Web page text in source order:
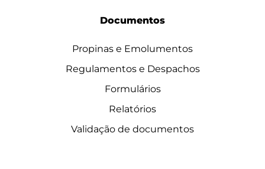
Documentos
Propinas e Emolumentos
Regulamentos e Despachos
Formulários
Relatórios
Validação de documentos